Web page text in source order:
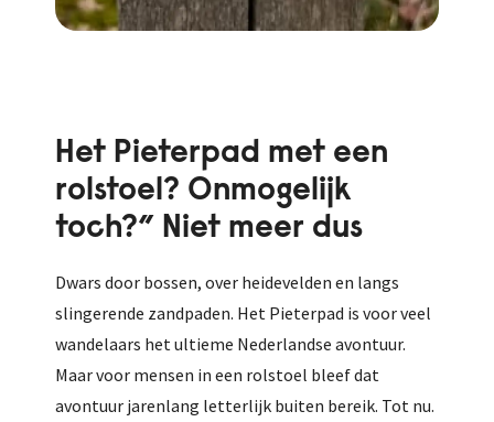
Het Pieterpad met een
rolstoel? Onmogelijk
toch?” Niet meer dus
Dwars door bossen, over heidevelden en langs
slingerende zandpaden. Het Pieterpad is voor veel
wandelaars het ultieme Nederlandse avontuur.
Maar voor mensen in een rolstoel bleef dat
avontuur jarenlang letterlijk buiten bereik. Tot nu.